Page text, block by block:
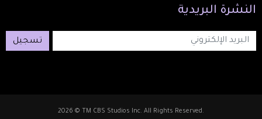
النشرة البريدية
تسجيل
2026 © TM CBS Studios Inc. All Rights Reserved.